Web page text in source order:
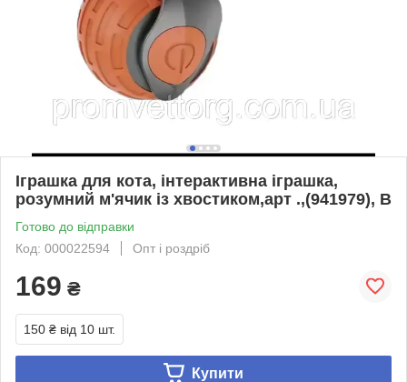
Іграшка для кота, інтерактивна іграшка,
розумний м'ячик із хвостиком,арт .,(941979), В
Готово до відправки
Код: 000022594
Опт і роздріб
169 ₴
150 ₴ від 10 шт.
Купити